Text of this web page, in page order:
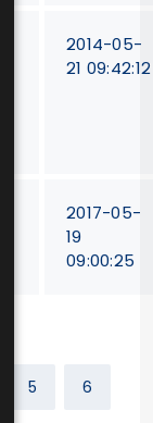
2014-05-
21 09:42:12
2017-05-
19
09:00:25
5 6